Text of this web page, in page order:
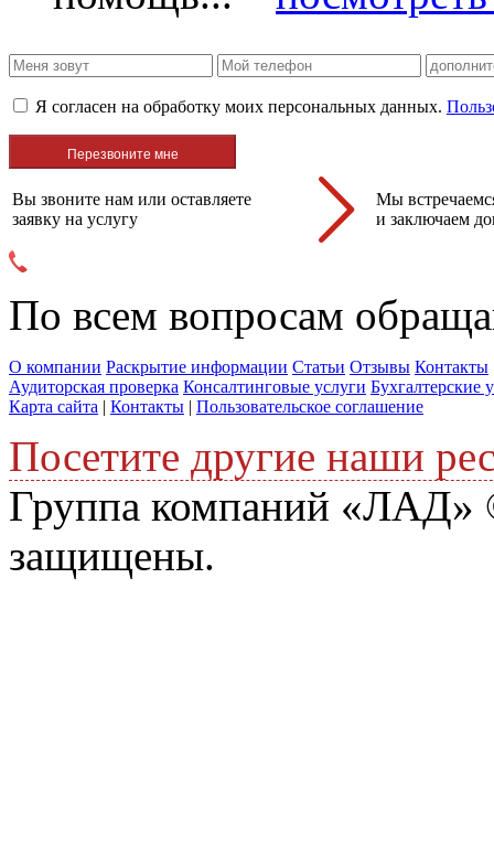
Я согласен на обработку моих персональных данных.
Вы звоните нам или оставляете
заявку на услугу
Мы
и заключаем
По всем вопросам
О компании Раскрытие информации Статьи Отзывы Контакты
Аудиторская проверка Консалтинговые услуги Бухгалтерские
Карта сайта | Контакты | Пользовательское соглашение
Посетите другие наши
Группа компаний «ЛАД»
защищены.